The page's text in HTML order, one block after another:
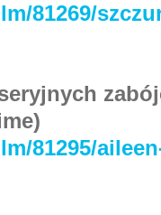
81269/
81295/